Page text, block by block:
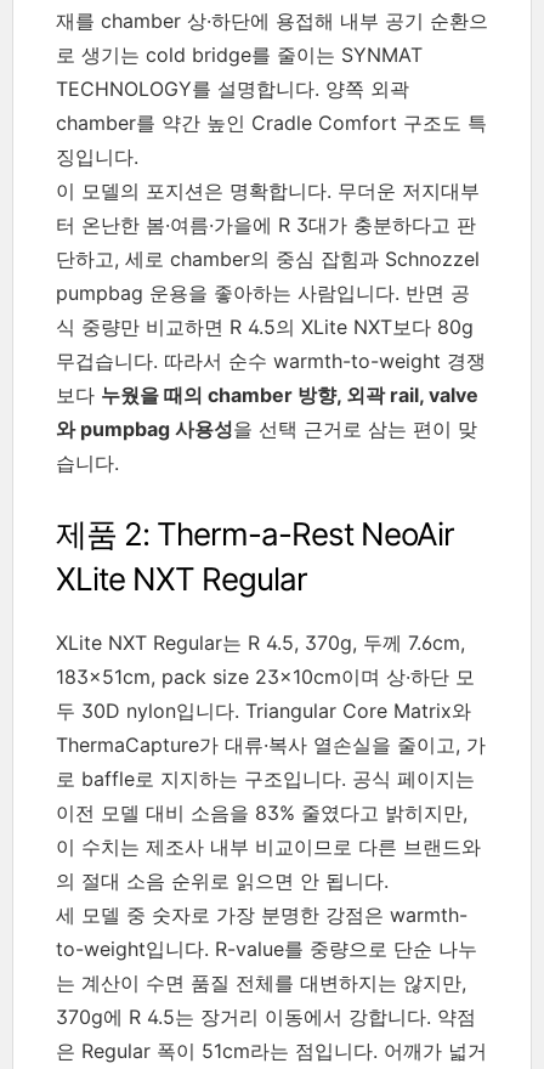
재를 chamber 상·하단에 용접해 내부 공기 순환으
로 생기는 cold bridge를 줄이는 SYNMAT
TECHNOLOGY를 설명합니다. 양쪽 외곽
chamber를 약간 높인 Cradle Comfort 구조도 특
징입니다.
이 모델의 포지션은 명확합니다. 무더운 저지대부
터 온난한 봄·여름·가을에 R 3대가 충분하다고 판
단하고, 세로 chamber의 중심 잡힘과 Schnozzel
pumpbag 운용을 좋아하는 사람입니다. 반면 공
식 중량만 비교하면 R 4.5의 XLite NXT보다 80g
무겁습니다. 따라서 순수 warmth-to-weight 경쟁
보다 누웠을 때의 chamber 방향, 외곽 rail, valve
와 pumpbag 사용성을 선택 근거로 삼는 편이 맞
습니다.
제품 2: Therm-a-Rest NeoAir
XLite NXT Regular
XLite NXT Regular는 R 4.5, 370g, 두께 7.6cm,
183×51cm, pack size 23×10cm이며 상·하단 모
두 30D nylon입니다. Triangular Core Matrix와
ThermaCapture가 대류·복사 열손실을 줄이고, 가
로 baffle로 지지하는 구조입니다. 공식 페이지는
이전 모델 대비 소음을 83% 줄였다고 밝히지만,
이 수치는 제조사 내부 비교이므로 다른 브랜드와
의 절대 소음 순위로 읽으면 안 됩니다.
세 모델 중 숫자로 가장 분명한 강점은 warmth-
to-weight입니다. R-value를 중량으로 단순 나누
는 계산이 수면 품질 전체를 대변하지는 않지만,
370g에 R 4.5는 장거리 이동에서 강합니다. 약점
은 Regular 폭이 51cm라는 점입니다. 어깨가 넓거